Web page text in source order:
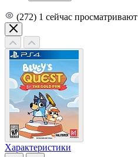
(272) 1 сейчас просматривают
Характеристики